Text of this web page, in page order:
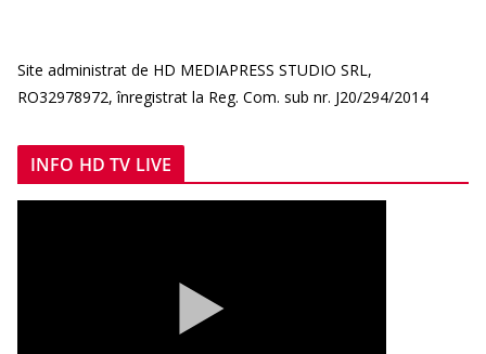
Site administrat de HD MEDIAPRESS STUDIO SRL,
RO32978972, înregistrat la Reg. Com. sub nr. J20/294/2014
INFO HD TV LIVE